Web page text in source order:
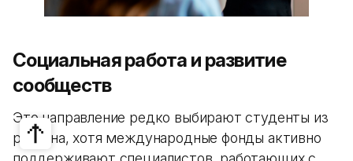
Социальная работа и развитие
сообществ
Это направление редко выбирают студенты из
региона, хотя международные фонды активно